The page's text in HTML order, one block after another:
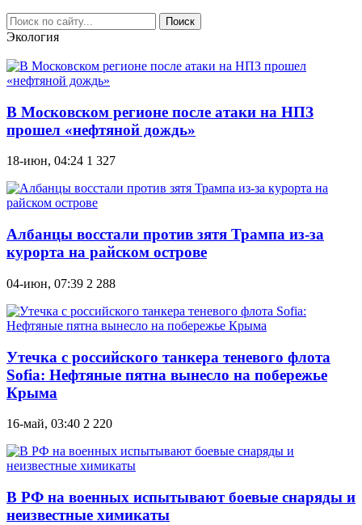
Поиск
Экология
В Московском регионе после атаки на НПЗ
прошел «нефтяной дождь»
18-июн, 04:24 1 327
Албанцы восстали против зятя Трампа из-за
курорта на райском острове
04-июн, 07:39 2 288
Утечка с российского танкера теневого флота
Sofia: Нефтяные пятна вынесло на побережье
Крыма
16-май, 03:40 2 220
В РФ на военных испытывают боевые снаряды и
неизвестные химикаты